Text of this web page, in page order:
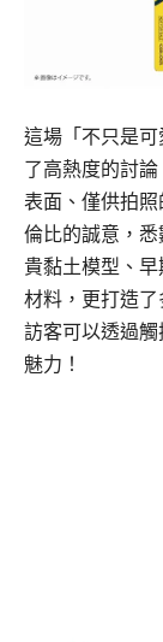
這場「不只是
了高熱度的討
表面、僅供拍
倫比的誠意，
貴黏土模型、
材料，更打造
訪客可以透過
魅力！